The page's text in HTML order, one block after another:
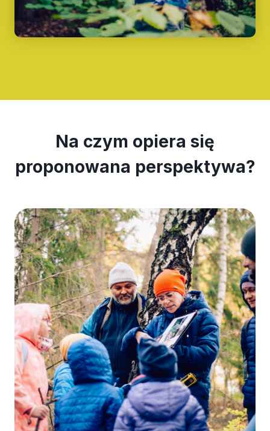
Na czym opiera się
proponowana perspektywa?